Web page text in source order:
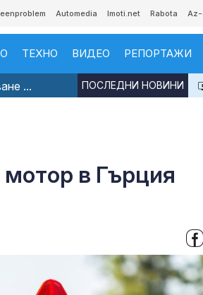
Automedia Imoti.net Rabota
ТЕХНО ВИДЕО РЕПОРТАЖИ
... ПОСЛЕДНИ НОВИНИ
мотор в Гърция